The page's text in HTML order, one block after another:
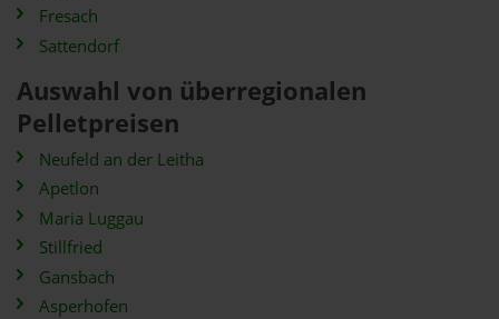
Fresach
Sattendorf
Auswahl von überregionalen
Pelletpreisen
Neufeld an der Leitha
Apetlon
Maria Luggau
Stillfried
Gansbach
Asperhofen